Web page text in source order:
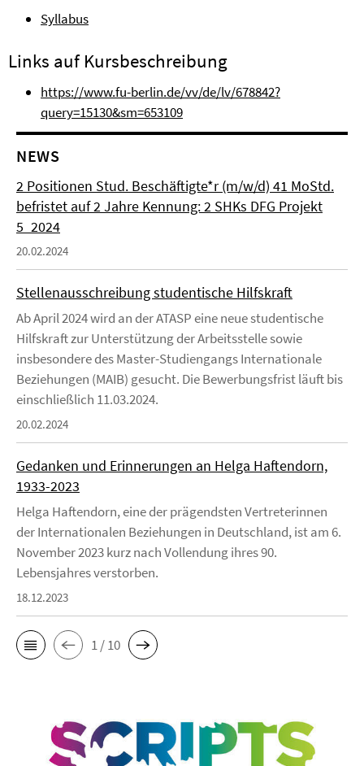
Syllabus
Links auf Kursbeschreibung
https://www.fu-berlin.de/vv/de/lv/678842?
query=15130&sm=653109
NEWS
2 Positionen Stud. Beschäftigte*r (m/w/d) 41 MoStd.
befristet auf 2 Jahre Kennung: 2 SHKs DFG Projekt
5_2024
20.02.2024
Stellenausschreibung studentische Hilfskraft
Ab April 2024 wird an der ATASP eine neue studentische
Hilfskraft zur Unterstützung der Arbeitsstelle sowie
insbesondere des Master-Studiengangs Internationale
Beziehungen (MAIB) gesucht. Die Bewerbungsfrist läuft bis
einschließlich 11.03.2024.
20.02.2024
Gedanken und Erinnerungen an Helga Haftendorn,
1933-2023
Helga Haftendorn, eine der prägendsten Vertreterinnen
der Internationalen Beziehungen in Deutschland, ist am 6.
November 2023 kurz nach Vollendung ihres 90.
Lebensjahres verstorben.
18.12.2023
1 / 10